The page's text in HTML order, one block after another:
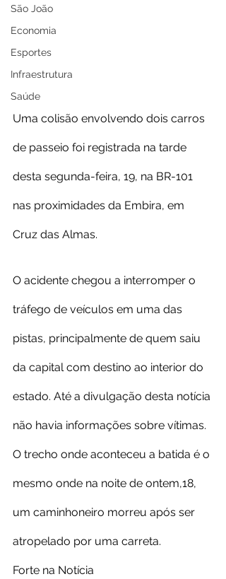
São João
Economia
Esportes
Infraestrutura
Saúde
Uma colisão envolvendo dois carros
de passeio foi registrada na tarde
desta segunda-feira, 19, na BR-101
nas proximidades da Embira, em
Cruz das Almas.
O acidente chegou a interromper o
tráfego de veículos em uma das
pistas, principalmente de quem saiu
da capital com destino ao interior do
estado. Até a divulgação desta notícia
não havia informações sobre vítimas.
O trecho onde aconteceu a batida é o
mesmo onde na noite de ontem,18,
um caminhoneiro morreu após ser
atropelado por uma carreta.
Forte na Notícia